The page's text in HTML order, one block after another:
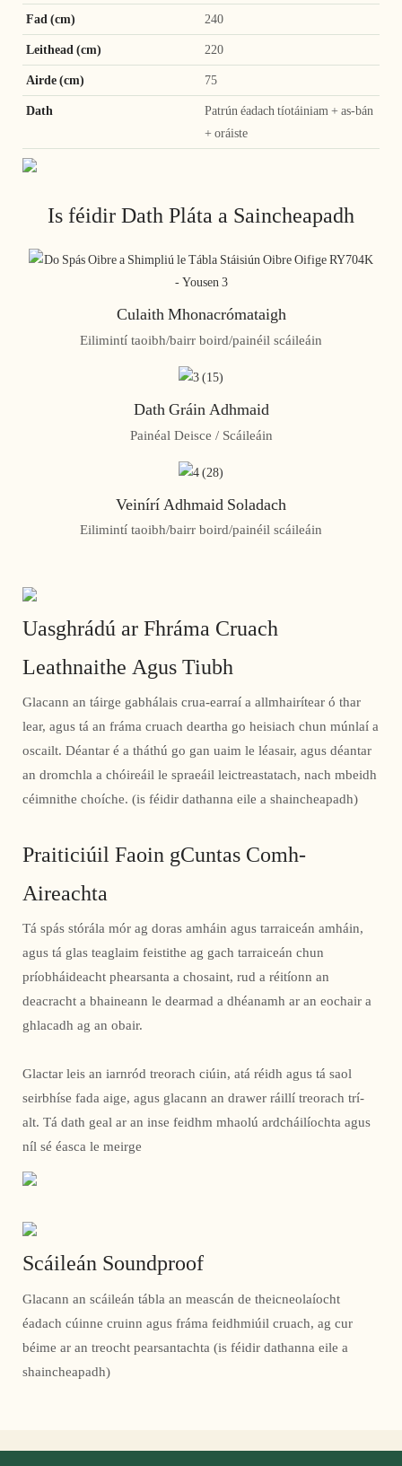
Fad (cm) 240
Leithead (cm) 220
Airde (cm) 75
Dath
Patrún éadach tíotáiniam + as-bán
+ oráiste
Is féidir Dath Pláta a Saincheapadh
Culaith Mhonacrómataigh
Eilimintí taoibh/bairr boird/painéil scáileáin
Dath Gráin Adhmaid
Painéal Deisce / Scáileáin
Veinírí Adhmaid Soladach
Eilimintí taoibh/bairr boird/painéil scáileáin
Uasghrádú ar Fhráma Cruach
Leathnaithe Agus Tiubh
Glacann an táirge gabhálais crua-earraí a allmhairítear ó thar
lear, agus tá an fráma cruach deartha go heisiach chun múnlaí a
oscailt. Déantar é a tháthú go gan uaim le léasair, agus déantar
an dromchla a chóireáil le spraeáil leictreastatach, nach mbeidh
céimnithe choíche. (is féidir dathanna eile a shaincheapadh)
Praiticiúil Faoin gCuntas Comh-
Aireachta
Tá spás stórála mór ag doras amháin agus tarraiceán amháin,
agus tá glas teaglaim feistithe ag gach tarraiceán chun
príobháideacht phearsanta a chosaint, rud a réitíonn an
deacracht a bhaineann le dearmad a dhéanamh ar an eochair a
ghlacadh ag an obair.
Glactar leis an iarnród treorach ciúin, atá réidh agus tá saol
seirbhíse fada aige, agus glacann an drawer ráillí treorach trí-
alt. Tá dath geal ar an inse feidhm mhaolú ardcháilíochta agus
níl sé éasca le meirge
Scáileán Soundproof
Glacann an scáileán tábla an meascán de theicneolaíocht
éadach cúinne cruinn agus fráma feidhmiúil cruach, ag cur
béime ar an treocht pearsantachta (is féidir dathanna eile a
shaincheapadh)